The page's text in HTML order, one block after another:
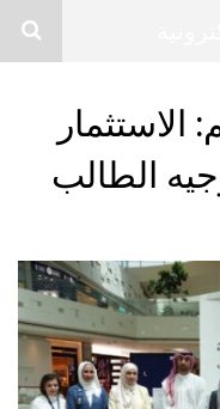
الاستثمار
الطالب